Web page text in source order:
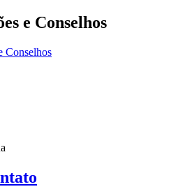
e Conselhos
Conselhos